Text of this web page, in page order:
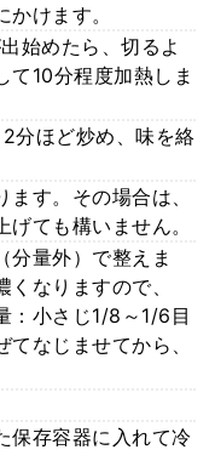
けます。
始めたら、切るよ
て10分程度加熱しま
2分ほど炒め、味を絡
す。その場合は、
ても構いません。
分量外）で整えま
なりますので、
：小さじ1/8～1/6目
なじませてから、
保存容器に入れて冷